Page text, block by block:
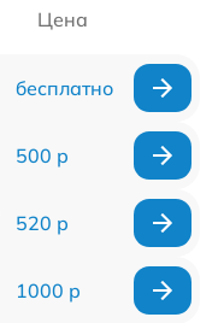
Цена
бесплатно
500 р
520 р
1000 р